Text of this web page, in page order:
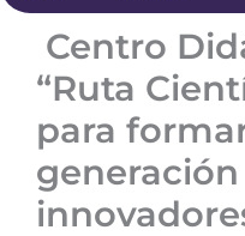
Centro
“Ruta
para